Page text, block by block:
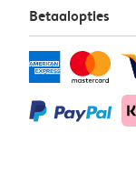
Betaalopties